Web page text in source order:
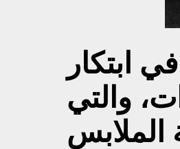
ابتكار
والتي
الملابس